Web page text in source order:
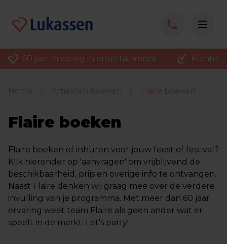
60 jaar ervaring in entertainment
Flaire boeken
Flaire boeken
Flaire boeken of inhuren voor jouw feest of festival?
Klik hieronder op 'aanvragen' om vrijblijvend de
beschikbaarheid, prijs en overige info te ontvangen.
Naast Flaire denken wij graag mee over de verdere
invulling van je programma. Met meer dan 60 jaar
ervaring weet team Flaire als geen ander wat er
speelt in de markt. Let's party!